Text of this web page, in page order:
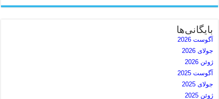
بایگانی‌ها
آگوست 2026
جولای 2026
ژوئن 2026
آگوست 2025
جولای 2025
ژوئن 2025